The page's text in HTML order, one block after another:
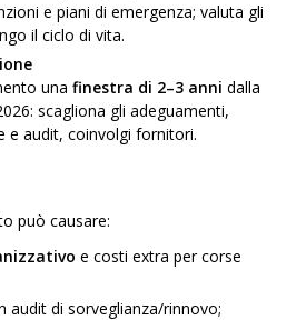
e piani di emergenza; valuta gli
il ciclo di vita.
unafinestra di 2–3 anni dalla
scagliona gli adeguamenti,
e audit, coinvolgi fornitori.
può causare:
e costi extra per corse
audit di sorveglianza/rinnovo;